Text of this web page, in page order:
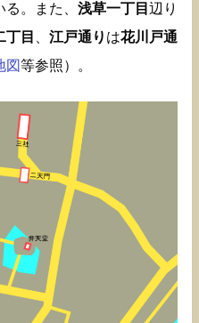
。また、 浅草一丁目 辺り
丁目 江戸通り は花川戸通
図等参照）。